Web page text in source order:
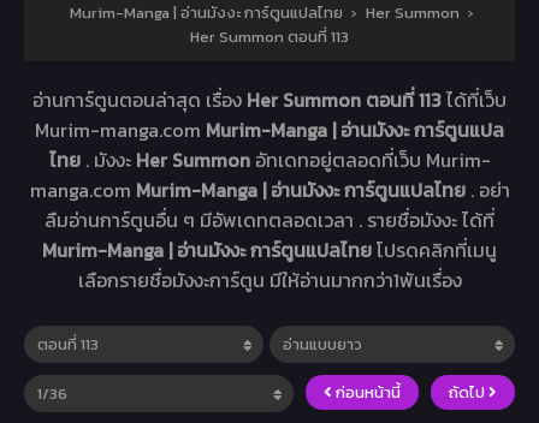
Murim-Manga | อ่านมังงะ การ์ตูนแปลไทย › Her Summon ›
Her Summon ตอนที่ 113
อ่านการ์ตูนตอนล่าสุด เรื่อง Her Summon ตอนที่ 113ได้ที่เว็บ
Murim-manga.com Murim-Manga | อ่านมังงะ การ์ตูนแปล
ไทย . มังงะ Her Summon อัทเดทอยู่ตลอดที่เว็บ Murim-
manga.com Murim-Manga | อ่านมังงะ การ์ตูนแปลไทย . อย่า
ลืมอ่านการ์ตูนอื่น ๆ มีอัพเดทตลอดเวลา . รายชื่อมังงะ ได้ที่
Murim-Manga | อ่านมังงะ การ์ตูนแปลไทยโปรดคลิกที่เมนู
เลือกรายชื่อมังงะการ์ตูน มีให้อ่านมากกว่า1พันเรื่อง
ก่อนหน้านี้ ถัดไป